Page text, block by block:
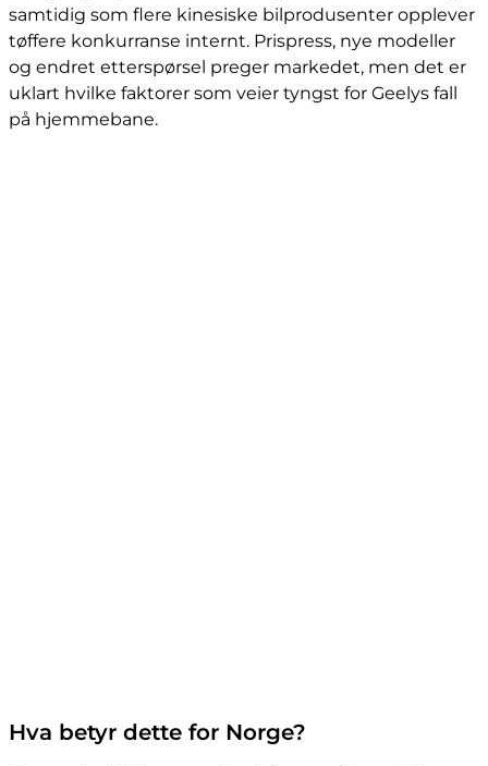
samtidig som flere kinesiske bilprodusenter opplever
tøffere konkurranse internt. Prispress, nye modeller
og endret etterspørsel preger markedet, men det er
uklart hvilke faktorer som veier tyngst for Geelys fall
på hjemmebane.
Hva betyr dette for Norge?